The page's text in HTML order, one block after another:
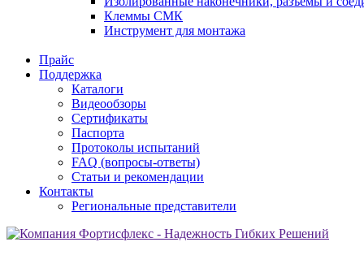
Клеммы СМК
Инструмент для монтажа
Прайс
Поддержка
Каталоги
Видеообзоры
Сертификаты
Паспорта
Протоколы испытаний
FAQ (вопросы-ответы)
Статьи и рекомендации
Контакты
Региональные представители